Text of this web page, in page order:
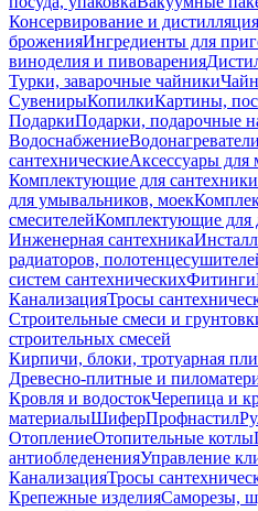
Консервирование и дистилляция
броженияИнгредиенты для
виноделия и пивоварения
Турки, заварочные чайники
СувенирыКопилкиКартины,
ПодаркиПодарки, подарочные
ВодоснабжениеВодонагреватели
сантехническиеАксессуары для
Комплектующие для сантехники
для умывальников, моек
смесителейКомплектующие для
Инженерная сантехника
радиаторов,
систем сантехническихФитинги
КанализацияТросы
Строительные смеси и
строительных смесей
Кирпичи, блоки, тротуарная
Древесно-плитные и
Кровля и водостокЧерепица и
материалыШиферПрофнастил
ОтоплениеОтопительные котлы
антиобледененияУправление
КанализацияТросы
Крепежные изделияСаморезы,